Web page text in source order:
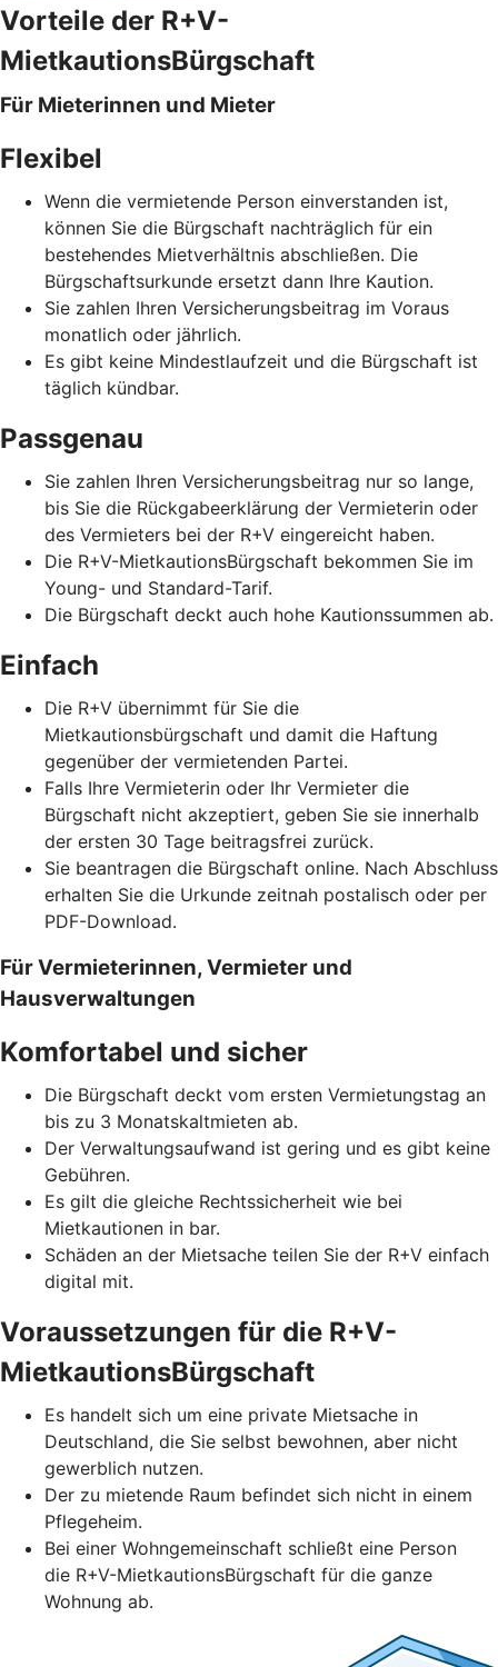
Vorteile der R+V-
MietkautionsBürgschaft
Für Mieterinnen und Mieter
Flexibel
Wenn die vermietende Person einverstanden ist,
können Sie die Bürgschaft nachträglich für ein
bestehendes Mietverhältnis abschließen. Die
Bürgschaftsurkunde ersetzt dann Ihre Kaution.
Sie zahlen Ihren Versicherungsbeitrag im Voraus
monatlich oder jährlich.
Es gibt keine Mindestlaufzeit und die Bürgschaft ist
täglich kündbar.
Passgenau
Sie zahlen Ihren Versicherungsbeitrag nur so lange,
bis Sie die Rückgabeerklärung der Vermieterin oder
des Vermieters bei der R+V eingereicht haben.
Die R+V-MietkautionsBürgschaft bekommen Sie im
Young- und Standard-Tarif.
Die Bürgschaft deckt auch hohe Kautionssummen ab.
Einfach
Die R+V übernimmt für Sie die
Mietkautionsbürgschaft und damit die Haftung
gegenüber der vermietenden Partei.
Falls Ihre Vermieterin oder Ihr Vermieter die
Bürgschaft nicht akzeptiert, geben Sie sie innerhalb
der ersten 30 Tage beitragsfrei zurück.
Sie beantragen die Bürgschaft online. Nach Abschluss
erhalten Sie die Urkunde zeitnah postalisch oder per
PDF-Download.
Für Vermieterinnen, Vermieter und
Hausverwaltungen
Komfortabel und sicher
Die Bürgschaft deckt vom ersten Vermietungstag an
bis zu 3 Monatskaltmieten ab.
Der Verwaltungsaufwand ist gering und es gibt keine
Gebühren.
Es gilt die gleiche Rechtssicherheit wie bei
Mietkautionen in bar.
Schäden an der Mietsache teilen Sie der R+V einfach
digital mit.
Voraussetzungen für die R+V-
MietkautionsBürgschaft
Es handelt sich um eine private Mietsache in
Deutschland, die Sie selbst bewohnen, aber nicht
gewerblich nutzen.
Der zu mietende Raum befindet sich nicht in einem
Pflegeheim.
Bei einer Wohngemeinschaft schließt eine Person
die R+V-MietkautionsBürgschaft für die ganze
Wohnung ab.